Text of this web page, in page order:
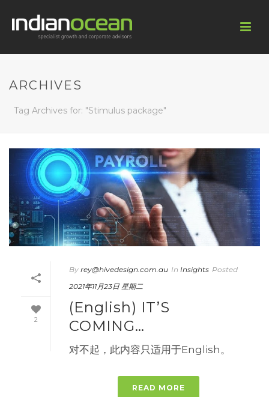
ARCHIVES
Tag Archives for: "Stimulus package"
2
By rey@hivedesign.com.au In Insights Posted
2021年11月23日 星期二
(English) IT’S
COMING…
对不起，此内容只适用于English。
READ MORE